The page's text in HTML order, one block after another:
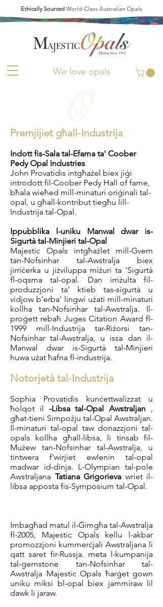
We love opals
Ethically Sourced World-Class Australian Opals
Premjijiet għall-Industrija
Indott fis-Sala tal-Efama ta' Coober
Pedy Opal Industries
John Provatidis intgħażel biex jiġi
introdott fil-Coober Pedy Hall of fame,
bħala wieħed mill-minaturi oriġinali tal-
opal, u għall-kontribut tiegħu lill-
Industrija tal-Opal.
Ippubblika l-uniku Manwal dwar is-
Sigurtà tal-Minjieri tal-Opal
Majestic Opals intgħażlet mill-Gvern
tan-Nofsinhar tal-Awstralja biex
jirriċerka u jiżviluppa miżuri ta 'Sigurtà
fl-oqsma tal-opal. Dan irriżulta fil-
produzzjoni ta’ ktieb tas-sigurtà u
vidjow b’erba’ lingwi użati mill-minaturi
kollha tan-Nofsinhar tal-Awstralja.
Il-
proġett rebaħ Juges Citation Award fl-
1999 mill-Industrija tar-Riżorsi tan-
Nofsinhar tal-Awstralja, u issa dan il-
Manwal dwar is-Sigurtà tal-Minjieri
huwa użat ħafna fl-industrija.
Notorjetà tal-Industrija
Sophia Provatidis kunċettwalizzat u
ħolqot il -Libsa tal-Opal Awstraljan ,
għat-tieni Simpożju tal-Opal Awstraljan.
Il-minaturi tal-opal taw donazzjoni tal-
opals kollha għall-libsa, li tinsab fil-
Mużew tan-Nofsinhar tal-Awstralja, u
tintwera f'wirjiet ewlenin tal-opal
madwar id-dinja. L-Olympian tal-pole
Awstraljana Tatiana Grigorieva wriet il-
libsa apposta fis-Symposium tal-Opal.
Imbagħad matul il-Ġimgħa tal-Awstralja
fl-2005, Majestic Opals kellu l-akbar
promozzjoni kummerċjali Awstraljana li
qatt saret fir-Russja. meta l-kumpanija
tal-gemstone tan-Nofsinhar tal-
Awstralja Majestic Opals ħarġet gown
uniku miksi bl-opal biex jammiraw lil
dawk li jaraw.